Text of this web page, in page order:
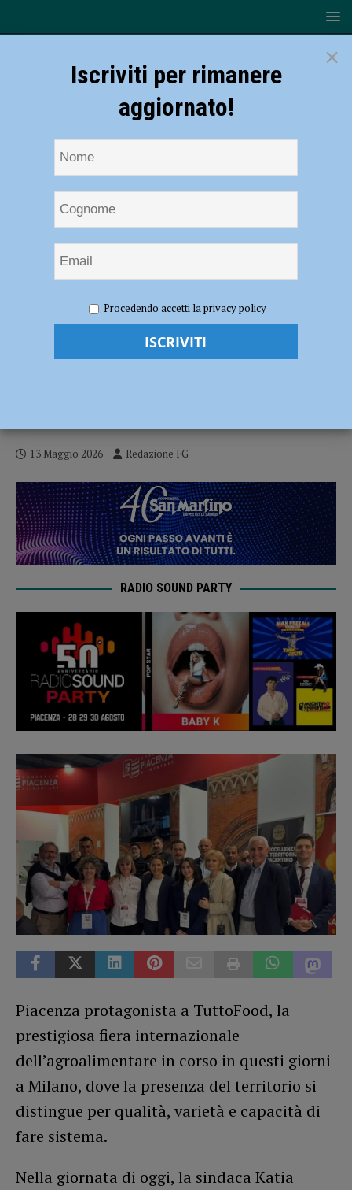
protagonista: Tarasconi e Fornasari in visita agli stand delle aziende
del territorio
TuttoFood, Piacenza protagonista:
13 Maggio 2026 Redazione FG
RADIO SOUND PARTY
Piacenza protagonista a TuttoFood, la
prestigiosa fiera internazionale
dell’agroalimentare in corso in questi giorni
a Milano, dove la presenza del territorio si
distingue per qualità, varietà e capacità di
fare sistema.
Nella giornata di oggi, la sindaca Katia
×
Iscriviti per rimanere
aggiornato!
Procedendo accetti la privacy policy